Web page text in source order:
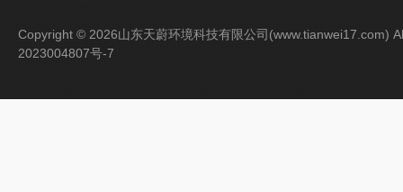
Copyright © 2026山东天蔚环境科技有限公司(www.tianwei17.com)
2023004807号-7